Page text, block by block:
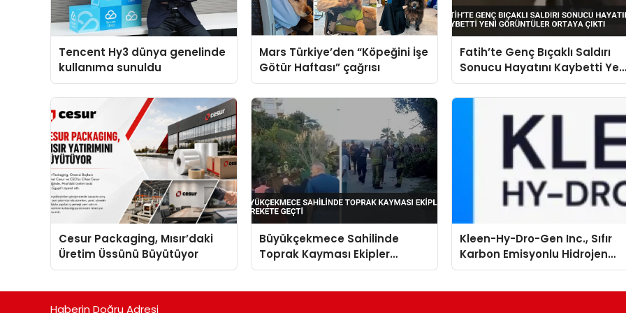
Tencent Hy3 dünya genelinde
kullanıma sunuldu
Mars Türkiye’den “Köpeğini İşe
Götür Haftası” çağrısı
Fatih’te Genç Bıçaklı Saldırı
Sonucu Hayatını Kaybetti
Görüntüler Ortaya Çıktı
Cesur Packaging, Mısır’daki
Üretim Üssünü Büyütüyor
Büyükçekmece Sahilinde
Toprak Kayması Ekipler
Harekete Geçti
Kleen-Hy-Dro-Gen Inc., Sıfır
Karbon Emisyonlu Hidrojen
Isıtma Teknolojisinde ISO ve
Haberin Doğru Adresi